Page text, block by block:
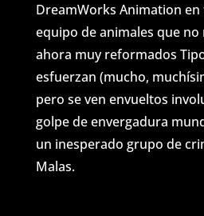
DreamWorks Animation
equipo de animales que no
ahora muy reformados
esfuerzan (mucho,
pero se ven envueltos
golpe de envergadura
un inesperado grupo de
Malas.